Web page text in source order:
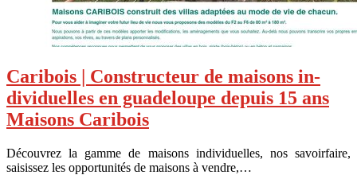
Caribois | Constructeur de maisons in­
divi­duel­les en guadeloupe depuis 15 ans
Maisons Caribois
Découvrez la gamme de maisons individuelles, nos savoirfaire,
saisissez les opportunités de maisons à vendre,…